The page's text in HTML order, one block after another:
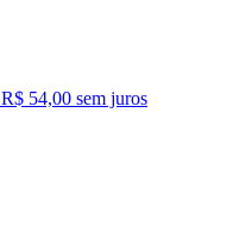
R$ 54,00 sem juros